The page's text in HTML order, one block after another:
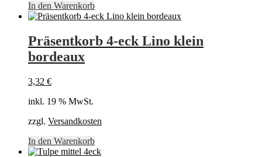
In den Warenkorb
Präsentkorb 4-eck Lino klein
bordeaux
3,32 €
inkl. 19 % MwSt.
zzgl. Versandkosten
In den Warenkorb